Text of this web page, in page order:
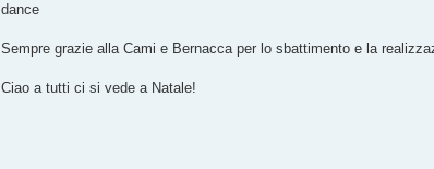
i
dance
Sempre grazie alla Cami e Bernacca per lo sbattimento e la
Ciao a tutti ci si vede a Natale!